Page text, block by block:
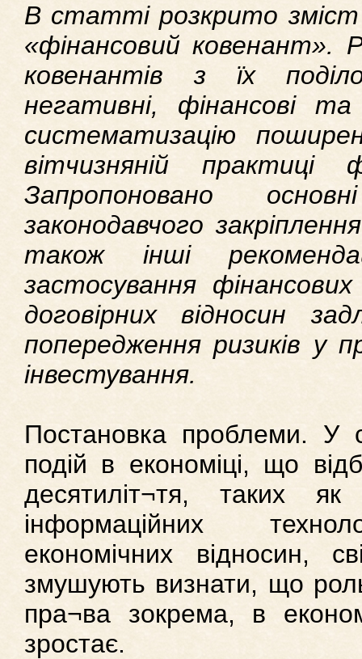
В статті розкрито
«фінансовий ковенант».
ковенантів з їх
негативні, фінансові та
систематизацію
вітчизняній практиці
Запропоновано
законодавчого
також інші
застосування
договірних відносин
попередження ризиків у
інвестування.
Постановка проблеми. У
подій в економіці, що
десятиліт¬тя, таких як
інформаційних
економічних відносин,
змушують визнати, що
пра¬ва зокрема, в
зростає.